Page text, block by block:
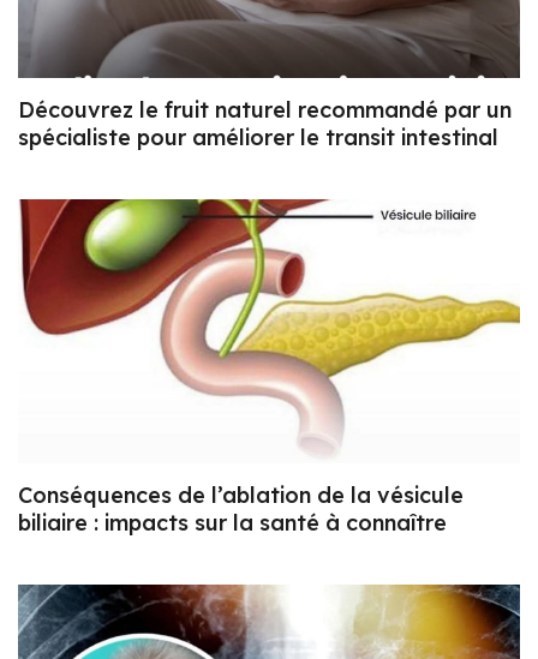
Découvrez le fruit naturel recommandé par un
spécialiste pour améliorer le transit intestinal
Conséquences de l’ablation de la vésicule
biliaire : impacts sur la santé à connaître